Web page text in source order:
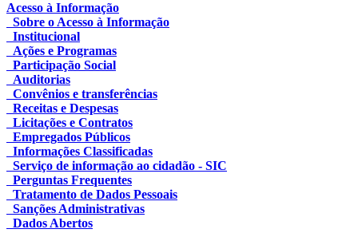
Acesso à Informação
Sobre o Acesso à Informação
Institucional
Ações e Programas
Participação Social
Auditorias
Convênios e transferências
Receitas e Despesas
Licitações e Contratos
Empregados Públicos
Informações Classificadas
Serviço de informação ao cidadão - SIC
Perguntas Frequentes
Tratamento de Dados Pessoais
Sanções Administrativas
Dados Abertos